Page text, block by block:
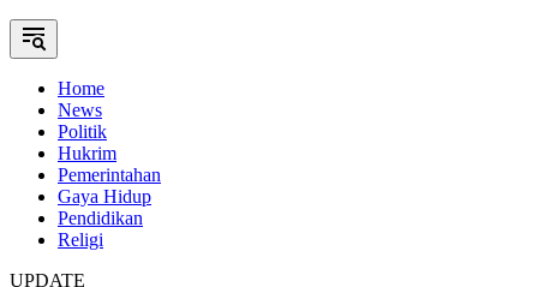
Home
News
Politik
Hukrim
Pemerintahan
Gaya Hidup
Pendidikan
Religi
UPDATE